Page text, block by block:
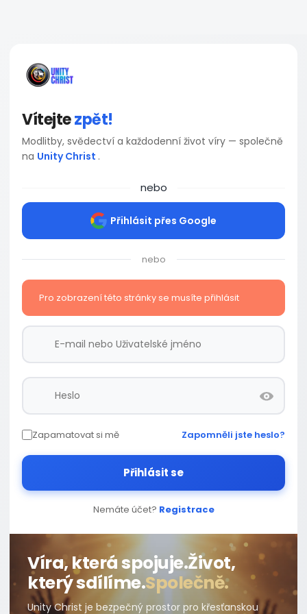
Vítejtezpět!
Modlitby, svědectví a každodenní život víry — společně
na Unity Christ .
nebo
Přihlásit přes Google
nebo
Pro zobrazení této stránky se musíte přihlásit
Zapamatovat si mě Zapomněli jste heslo?
Přihlásit se
Nemáte účet? Registrace
Víra, která spojuje.Život,
který sdílíme.Společně.
Unity Christ je bezpečný prostor pro křesťanskou